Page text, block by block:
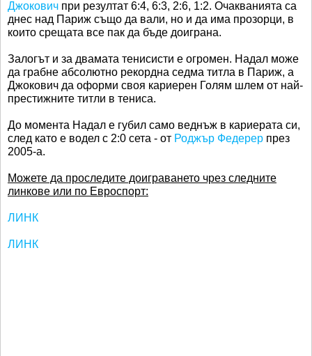
Джокович при резултат 6:4, 6:3, 2:6, 1:2. Очакванията са
днес над Париж също да вали, но и да има прозорци, в
които срещата все пак да бъде доиграна.
Залогът и за двамата тенисисти е огромен. Надал може
да грабне абсолютно рекордна седма титла в Париж, а
Джокович да оформи своя кариерен Голям шлем от най-
престижните титли в тениса.
До момента Надал е губил само веднъж в кариерата си,
след като е водел с 2:0 сета - от Роджър Федерер през
2005-а.
Можете да проследите доиграването чрез следните
линкове или по Евроспорт:
ЛИНК
ЛИНК